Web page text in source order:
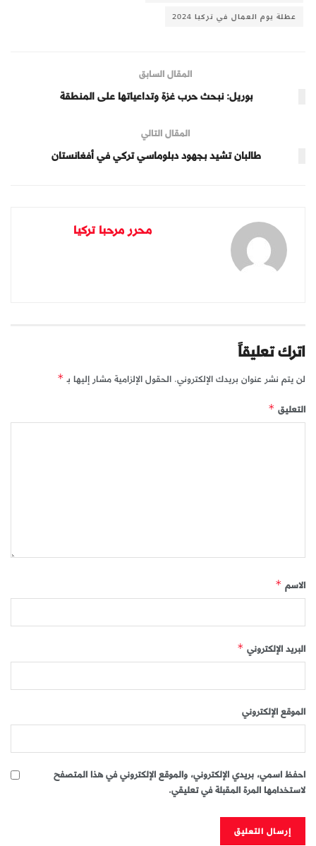
عطلة يوم العمال في تركيا 2024
المقال السابق
بوريل: نبحث حرب غزة وتداعياتها على المنطقة
المقال التالي
طالبان تشيد بجهود دبلوماسي تركي في أفغانستان
محرر مرحبا تركيا
اترك تعليقاً
لن يتم نشر عنوان بريدك الإلكتروني. الحقول الإلزامية مشار إليها بـ*
التعليق*
الاسم*
البريد الإلكتروني*
الموقع الإلكتروني
احفظ اسمي، بريدي الإلكتروني، والموقع الإلكتروني في هذا المتصفح
لاستخدامها المرة المقبلة في تعليقي.